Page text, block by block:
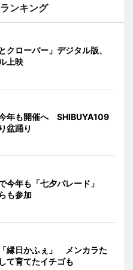
ンキング
クローバー」デジタル版、
上映
今年も開催へ SHIBUYA109
盆踊り
今年も「七夕パレード」
も参加
縁日かふぇ」 メンカラた
て育てたイチゴも